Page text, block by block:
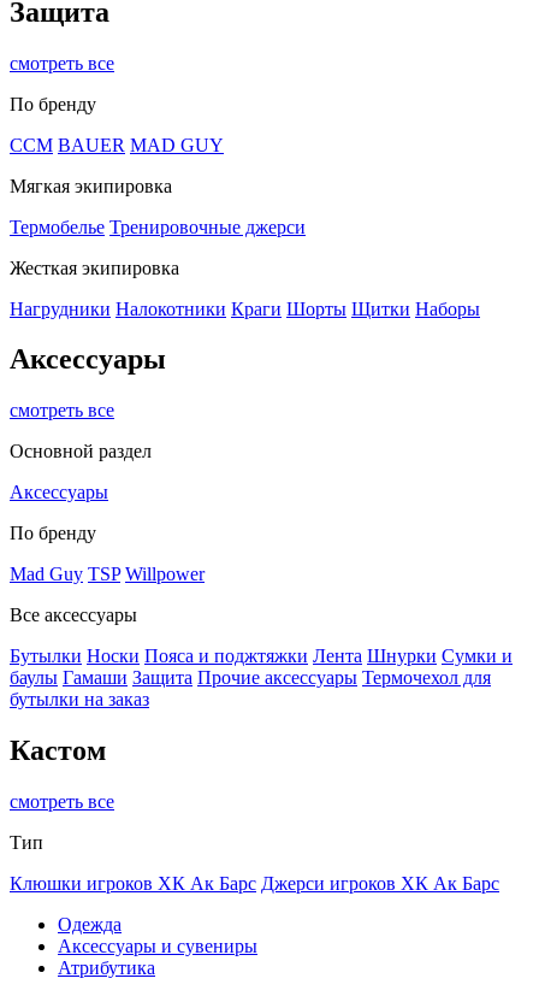
Защита
смотреть все
По бренду
CCM BAUER MAD GUY
Мягкая экипировка
Термобелье Тренировочные джерси
Жесткая экипировка
Нагрудники Налокотники Краги Шорты Щитки Наборы
Аксессуары
смотреть все
Основной раздел
Аксессуары
По бренду
Mad Guy TSP Willpower
Все аксессуары
Бутылки Носки Пояса и поджтяжки Лента Шнурки Сумки и
баулы Гамаши Защита Прочие аксессуары Термочехол для
бутылки на заказ
Кастом
смотреть все
Тип
Клюшки игроков ХК Ак Барс Джерси игроков ХК Ак Барс
Одежда
Аксессуары и сувениры
Атрибутика